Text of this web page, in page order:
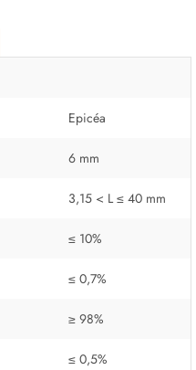
Epicéa
6 mm
3,15 < L ≤ 40 mm
≤ 10%
≤ 0,7%
≥ 98%
≤ 0,5%